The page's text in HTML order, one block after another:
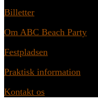
Billetter
Om ABC Beach Party
Festpladsen
Praktisk information
Kontakt os